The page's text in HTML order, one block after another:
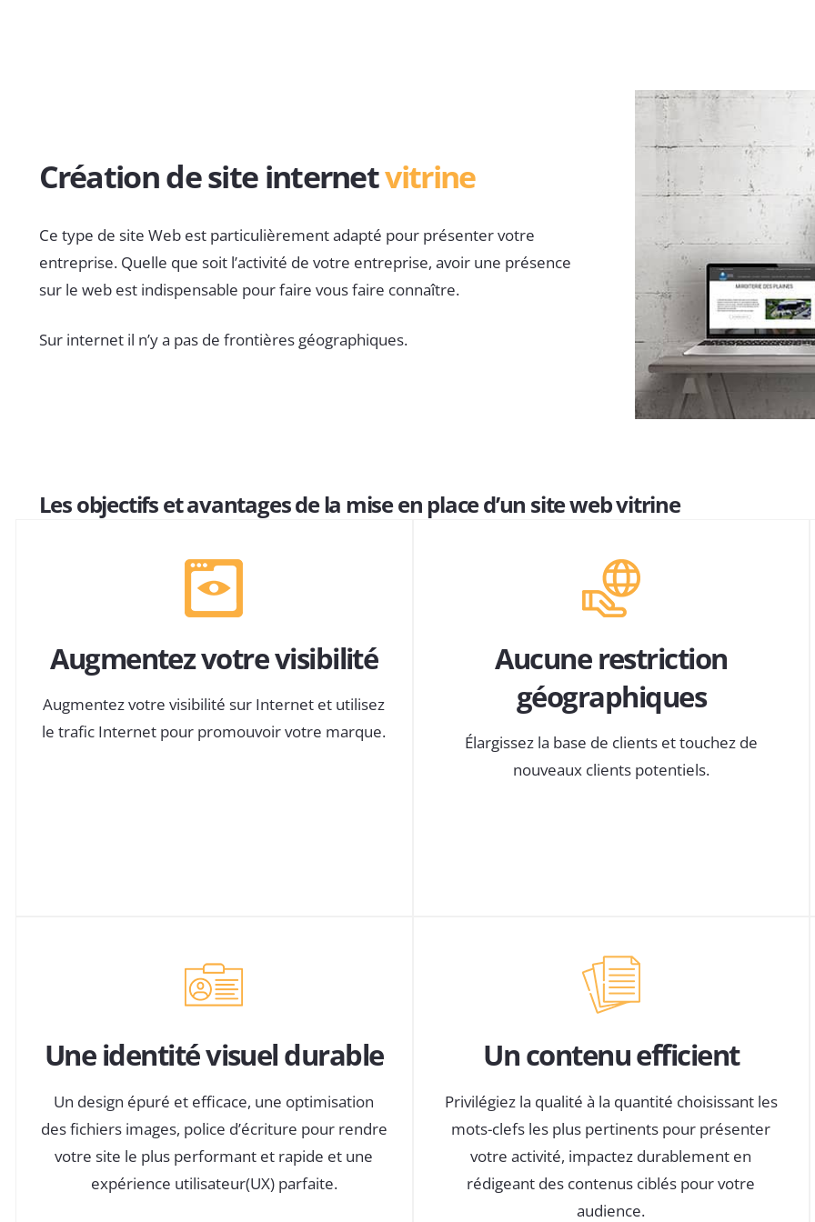
Création de site internetvitrine
Ce type de site Web est particulièrement adapté pour présenter votre
entreprise. Quelle que soit l’activité de votre entreprise, avoir une présence
sur le web est indispensable pour faire vous faire connaître.
Sur internet il n’y a pas de frontières géographiques.
Les objectifs et avantages de la mise en place d’un site web vitrine
Augmentez votre visibilité
Augmentez votre visibilité sur Internet et utilisez
le trafic Internet pour promouvoir votre marque.
Aucune restriction
géographiques
Élargissez la base de clients et touchez de
nouveaux clients potentiels.
Une identité visuel durable
Un design épuré et efficace, une optimisation
des fichiers images, police d’écriture pour rendre
votre site le plus performant et rapide et une
expérience utilisateur(UX) parfaite.
Un contenu efficient
Privilégiez la qualité à la quantité choisissant les
mots-clefs les plus pertinents pour présenter
votre activité, impactez durablement en
rédigeant des contenus ciblés pour votre
audience.